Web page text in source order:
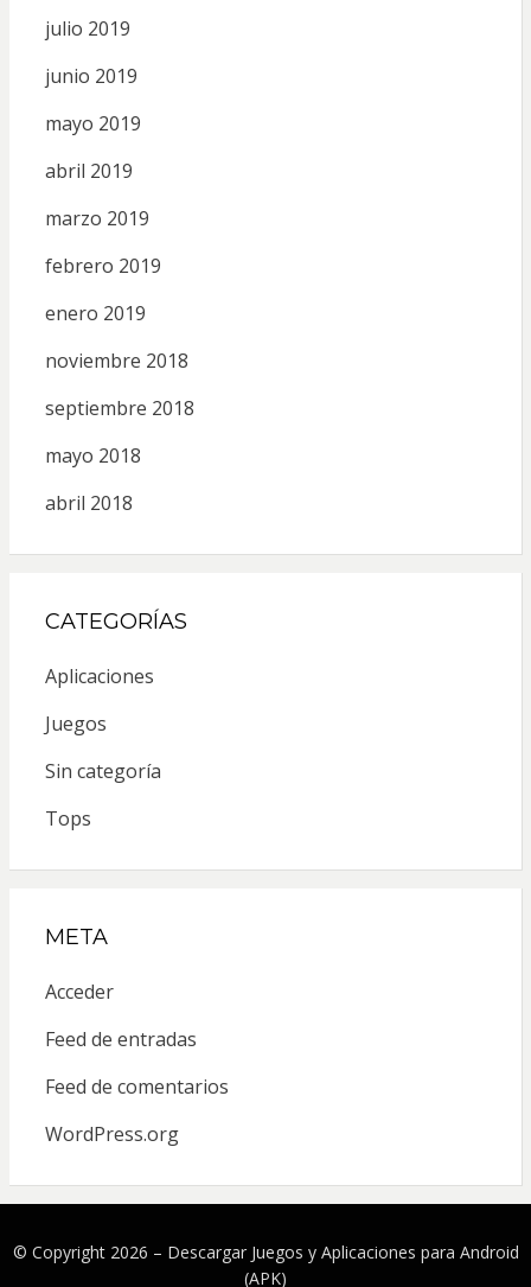
julio 2019
junio 2019
mayo 2019
abril 2019
marzo 2019
febrero 2019
enero 2019
noviembre 2018
septiembre 2018
mayo 2018
abril 2018
CATEGORÍAS
Aplicaciones
Juegos
Sin categoría
Tops
META
Acceder
Feed de entradas
Feed de comentarios
WordPress.org
© Copyright 2026 – Descargar Juegos y Aplicaciones para Android
(APK)